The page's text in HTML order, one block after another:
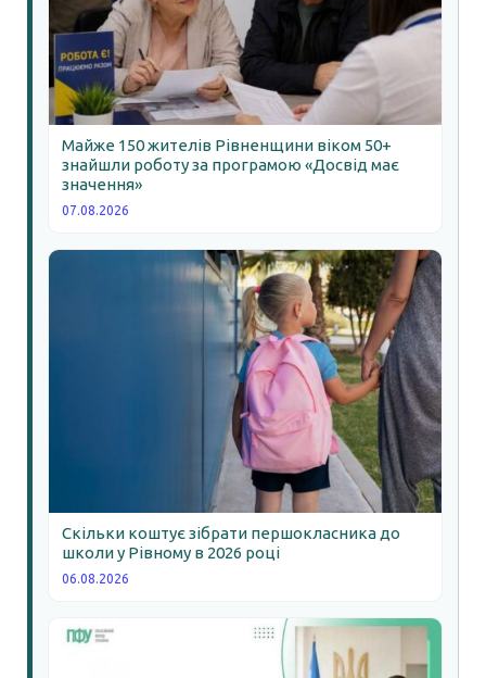
Майже 150 жителів Рівненщини віком 50+
знайшли роботу за програмою «Досвід має
значення»
07.08.2026
Скільки коштує зібрати першокласника до
школи у Рівному в 2026 році
06.08.2026